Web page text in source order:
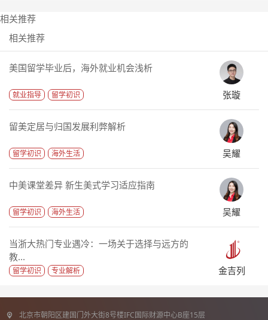
相关推荐
相关推荐
美国留学毕业后，海外就业机会浅析
就业指导 留学初识 张璇
留美定居与归国发展利弊解析
留学初识 海外生活 吴耀
中美课堂差异 新生美式学习适应指南
留学初识 海外生活 吴耀
当浙大热门专业遇冷：一场关于选择与远方的
教...
留学初识 专业解析 金吉列
北京市朝阳区建国门外大街8号楼IFC国际财源中心B座15层